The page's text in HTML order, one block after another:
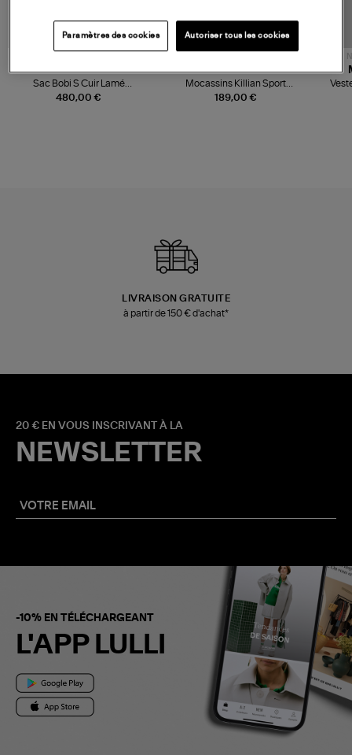
480,00 €
JEROME DREYFUSS
Sac Bobi S Cuir Lamé
Champagne
189,00 €
TORAL
Mocassins Killian Sport
Mousse
LIVRAISON GRATUITE
à partir de 150 € d'achat*
20 € EN VOUS INSCRIVANT À LA
NEWSLETTER
-10% EN TÉLÉCHARGEANT
L'APP LULLI
Paramètres des cookies Autoriser tous les cookies